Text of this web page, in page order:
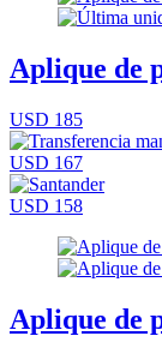
Aplique de
USD 185
USD 167
USD 158
Aplique de